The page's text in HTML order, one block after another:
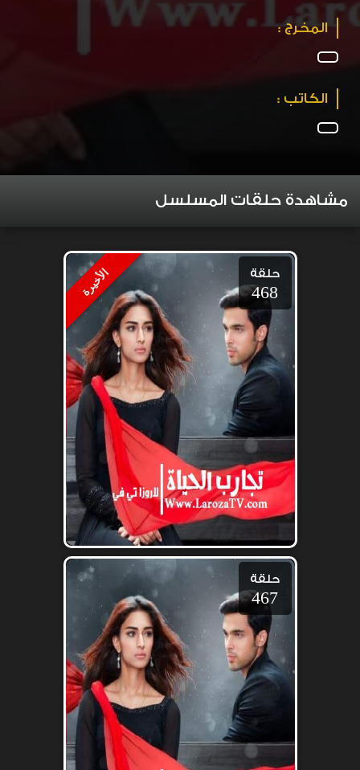
المخرج :
الكاتب :
مشاهدة حلقات المسلسل
الأخيرة حلقة
468
حلقة
467